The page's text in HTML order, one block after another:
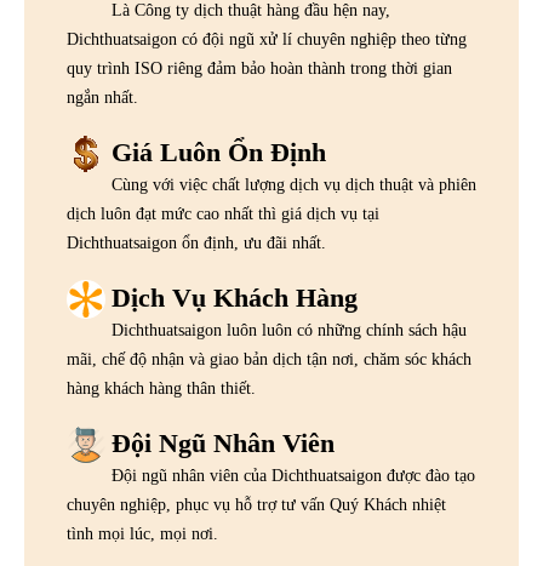
Là Công ty dịch thuật hàng đầu hện nay,
Dichthuatsaigon có đội ngũ xử lí chuyên nghiệp theo từng
quy trình ISO riêng đảm bảo hoàn thành trong thời gian
ngắn nhất.
Giá Luôn Ổn Định
Cùng với việc chất lượng dịch vụ dịch thuật và phiên
dịch luôn đạt mức cao nhất thì giá dịch vụ tại
Dichthuatsaigon ổn định, ưu đãi nhất.
Dịch Vụ Khách Hàng
Dichthuatsaigon luôn luôn có những chính sách hậu
mãi, chế độ nhận và giao bản dịch tận nơi, chăm sóc khách
hàng khách hàng thân thiết.
Đội Ngũ Nhân Viên
Đội ngũ nhân viên của Dichthuatsaigon được đào tạo
chuyên nghiệp, phục vụ hỗ trợ tư vấn Quý Khách nhiệt
tình mọi lúc, mọi nơi.